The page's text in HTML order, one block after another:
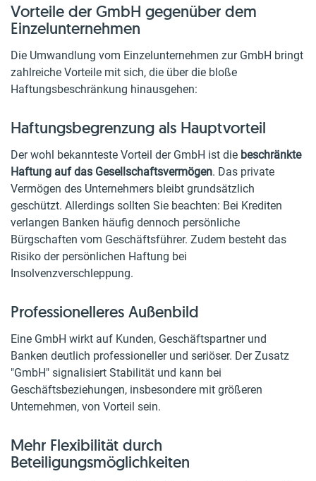
Vorteile der GmbH gegenüber dem
Einzelunternehmen
Die Umwandlung vom Einzelunternehmen zur GmbH bringt
zahlreiche Vorteile mit sich, die über die bloße
Haftungsbeschränkung hinausgehen:
Haftungsbegrenzung als Hauptvorteil
Der wohl bekannteste Vorteil der GmbH ist die beschränkte
Haftung auf das Gesellschaftsvermögen. Das private
Vermögen des Unternehmers bleibt grundsätzlich
geschützt. Allerdings sollten Sie beachten: Bei Krediten
verlangen Banken häufig dennoch persönliche
Bürgschaften vom Geschäftsführer. Zudem besteht das
Risiko der persönlichen Haftung bei
Insolvenzverschleppung.
Professionelleres Außenbild
Eine GmbH wirkt auf Kunden, Geschäftspartner und
Banken deutlich professioneller und seriöser. Der Zusatz
"GmbH" signalisiert Stabilität und kann bei
Geschäftsbeziehungen, insbesondere mit größeren
Unternehmen, von Vorteil sein.
Mehr Flexibilität durch
Beteiligungsmöglichkeiten